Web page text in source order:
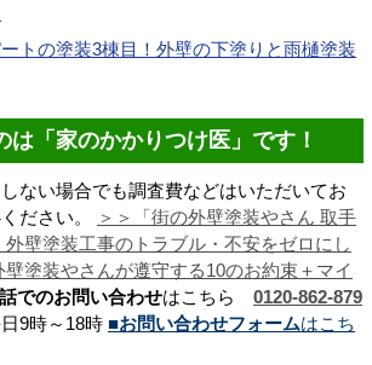
トの塗装3棟目！外壁の下塗りと雨樋塗装
は「家のかかりつけ医」です！
ない場合でも調査費などはいただいてお
ださい。
＞＞「街の外壁塗装やさん 取手
外壁塗装工事のトラブル・不安をゼロにし
壁塗装やさんが遵守する10のお約束＋マイ
でのお問い合わせはこちら
0120-862-879
9時～18時 ■お問い合わせフォームはこち